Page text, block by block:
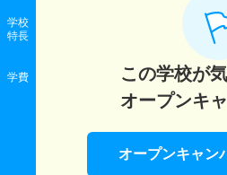
学校
特長
学費
この学校が
オープンキ
オープンキャン